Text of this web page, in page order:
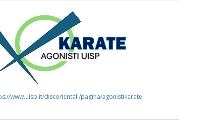
www.uisp.it/discorientali/pagina/agonistikarate